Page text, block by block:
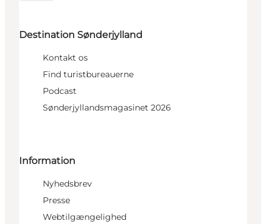
Destination Sønderjylland
Kontakt os
Find turistbureauerne
Podcast
Sønderjyllandsmagasinet 2026
Information
Nyhedsbrev
Presse
Webtilgængelighed